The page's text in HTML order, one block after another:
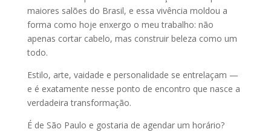
maiores salões do Brasil, e essa vivência moldou a
forma como hoje enxergo o meu trabalho: não
apenas cortar cabelo, mas construir beleza como um
todo.
Estilo, arte, vaidade e personalidade se entrelaçam —
e é exatamente nesse ponto de encontro que nasce a
verdadeira transformação.
É de São Paulo e gostaria de agendar um horário?